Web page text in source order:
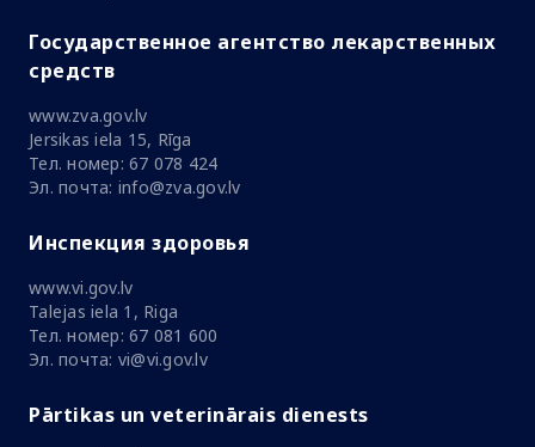
Государственное агентство лекарственных
средств
www.zva.gov.lv
Jersikas iela 15, Rīga
Тел. номер: 67 078 424
Эл. почта: info@zva.gov.lv
Инспекция здоровья
www.vi.gov.lv
Talejas iela 1, Riga
Тел. номер: 67 081 600
Эл. почта: vi@vi.gov.lv
Pārtikas un veterinārais dienests